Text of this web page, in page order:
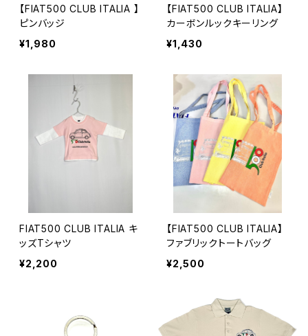
【FIAT500 CLUB ITALIA 】
ピンバッジ
¥1,980
【FIAT500 CLUB ITALIA】
カーボンルックキーリング
¥1,430
FIAT500 CLUB ITALIA キ
ッズTシャツ
¥2,200
【FIAT500 CLUB ITALIA】
ファブリックトートバッグ
¥2,500